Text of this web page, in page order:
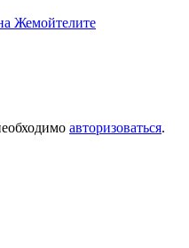
Жемойтелите
авторизоваться.